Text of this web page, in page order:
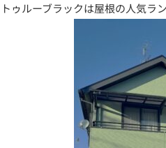
トゥルーブラックは屋根の人気ラ